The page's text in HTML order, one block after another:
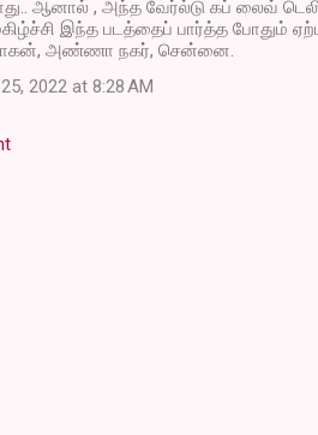
ஆனால் , அந்த வேர்ல்டு கப் லைவ்
இந்த படத்தைப் பார்த்த போதும்
அண்ணா நகர், சென்னை.
2022 at 8:28 AM